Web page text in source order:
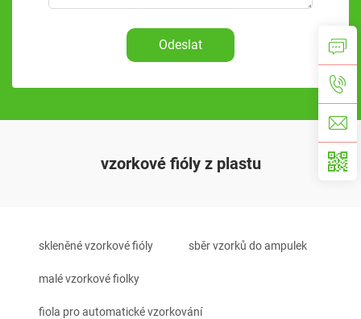
Odeslat
vzorkové fióly z plastu
skleněné vzorkové fióly sběr vzorků do ampulek
malé vzorkové fiolky
fiola pro automatické vzorkování